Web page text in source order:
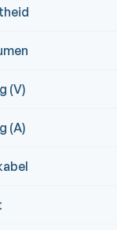
(V)
(A)